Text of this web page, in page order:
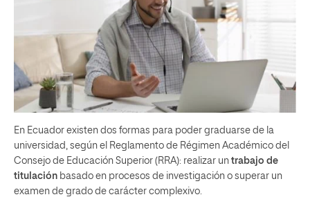
En Ecuador existen dos formas para poder graduarse de la
universidad, según el Reglamento de Régimen Académico del
Consejo de Educación Superior (RRA): realizar un trabajo de
titulación basado en procesos de investigación o superar un
examen de grado de carácter complexivo.